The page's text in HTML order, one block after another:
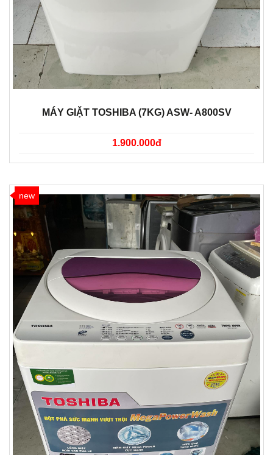
MÁY GIẶT TOSHIBA (7KG) ASW- A800SV
1.900.000đ
new